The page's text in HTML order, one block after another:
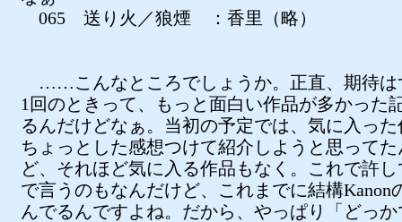
065 送り火／狼煙 ：香里（略）
……こんなところでしょうか。正直、期待は
1回のときって、もっと面白い作品が多かった
るんだけどなぁ。当初の予定では、気に入っ
ちょっとした感想つけて紹介しようと思って
ど、それほど気に入る作品もなく。これで許
で言うのもなんだけど、これまでに結構Kanon
んでるんですよね。だから、やっぱり「どっ